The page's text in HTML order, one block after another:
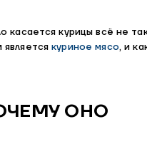
касается курицы всё не
являетсякуриное мясо, и
ОНО